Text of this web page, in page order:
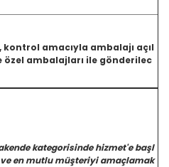
amacıyla ambalajı açıl
özel ambalajları ile gönderilec
kategorisinde hizmet'e başl
ve en mutlu müşteriyi amaçlamak